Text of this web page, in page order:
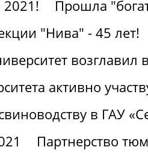
Прошла
"Нива" - 45 лет!
возглавил
активно
в ГАУ
Партнерство